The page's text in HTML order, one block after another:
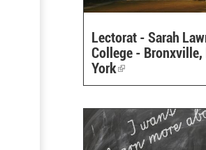
Lectorat - Sarah
College - Bronxville,
York(link
is